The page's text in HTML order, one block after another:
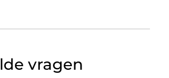
vragen